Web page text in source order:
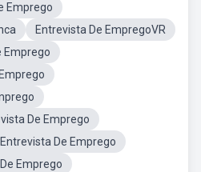
Emprego
Entrevista De EmpregoVR
Emprego
De Emprego
De Emprego
Emprego